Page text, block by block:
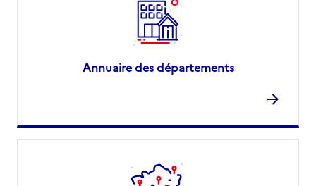
Annuaire des départements